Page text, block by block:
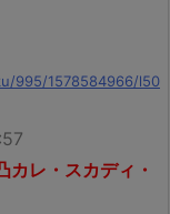
995/1578584966/l50
レ・スカディ・